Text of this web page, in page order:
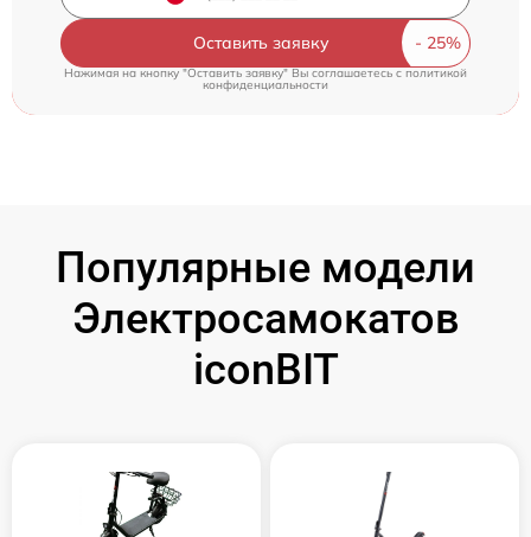
Оставить заявку
Нажимая на кнопку "Оставить заявку" Вы соглашаетесь cполитикой
конфиденциальности
Популярные модели
Электросамокатов
iconBIT